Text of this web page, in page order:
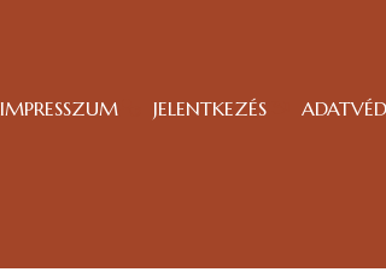
IMPRESSZUM JELENTKEZÉS